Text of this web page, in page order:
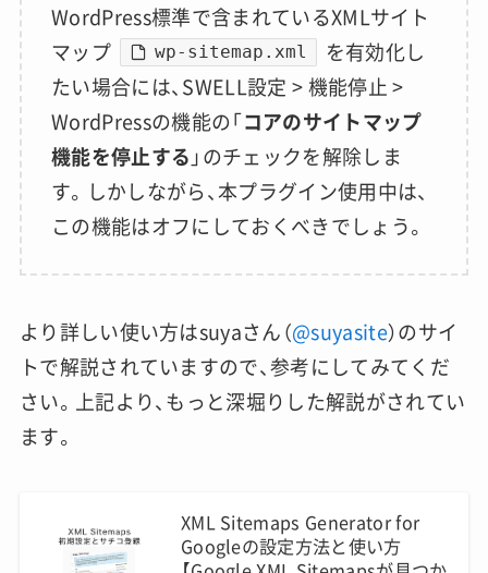
WordPress標準で含まれているXMLサイト
マップ
wp-sitemap.xml
を有効化し
たい場合には、SWELL設定 > 機能停止 >
WordPressの機能の「コアのサイトマップ
機能を停止する 」のチェックを解除しま
す。しかしながら、本プラグイン使用中は、
この機能はオフにしておくべきでしょう。
より詳しい使い方はsuyaさん（@suyasite）のサイ
トで解説されていますので、参考にしてみてくだ
さい。上記より、もっと深堀りした解説がされてい
ます。
XML Sitemaps Generator for
Googleの設定方法と使い方